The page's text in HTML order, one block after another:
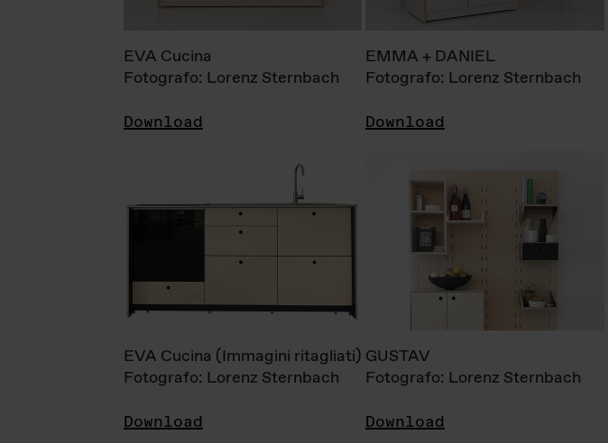
EVA Cucina
Fotografo: Lorenz Sternbach
Download
EMMA + DANIEL
Fotografo: Lorenz Sternbach
Download
EVA Cucina (Immagini ritagliati)
Fotografo: Lorenz Sternbach
Download
GUSTAV
Fotografo: Lorenz Sternbach
Download